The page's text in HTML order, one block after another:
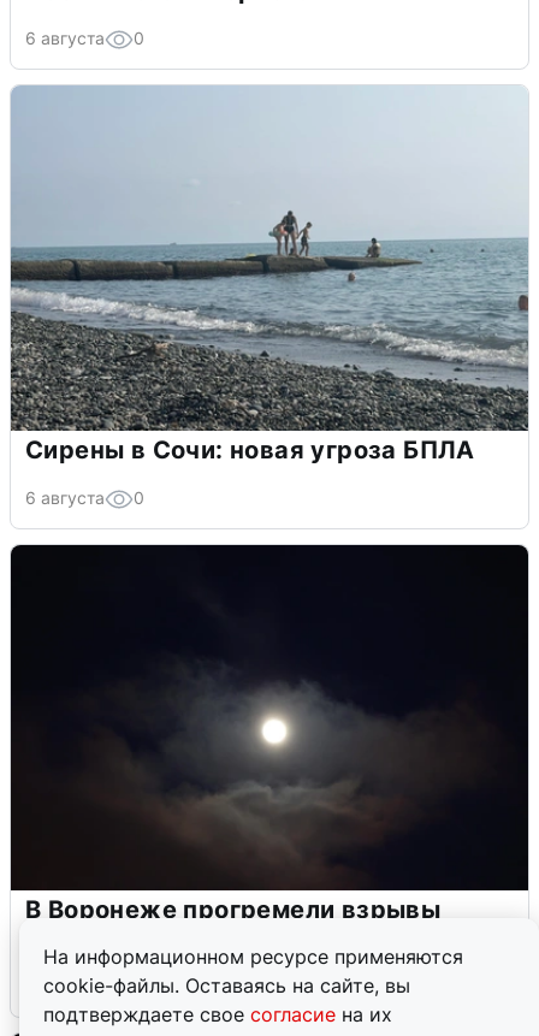
На информационном ресурсе применяются
cookie-файлы. Оставаясь на сайте, вы
подтверждаете свое согласие на их
6 августа 0
Сирены в Сочи: новая угроза БПЛА
6 августа 0
В Воронеже прогремели взрывы
5 августа 0